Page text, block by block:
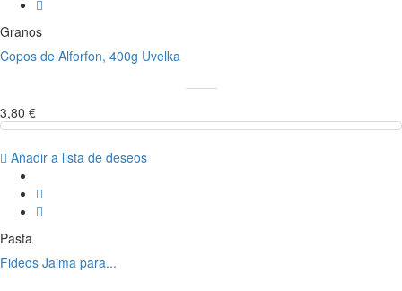
Granos
Copos de Alforfon, 400g Uvelka
3,80 €
Añadir a lista de deseos
Pasta
Fideos Jaima para...